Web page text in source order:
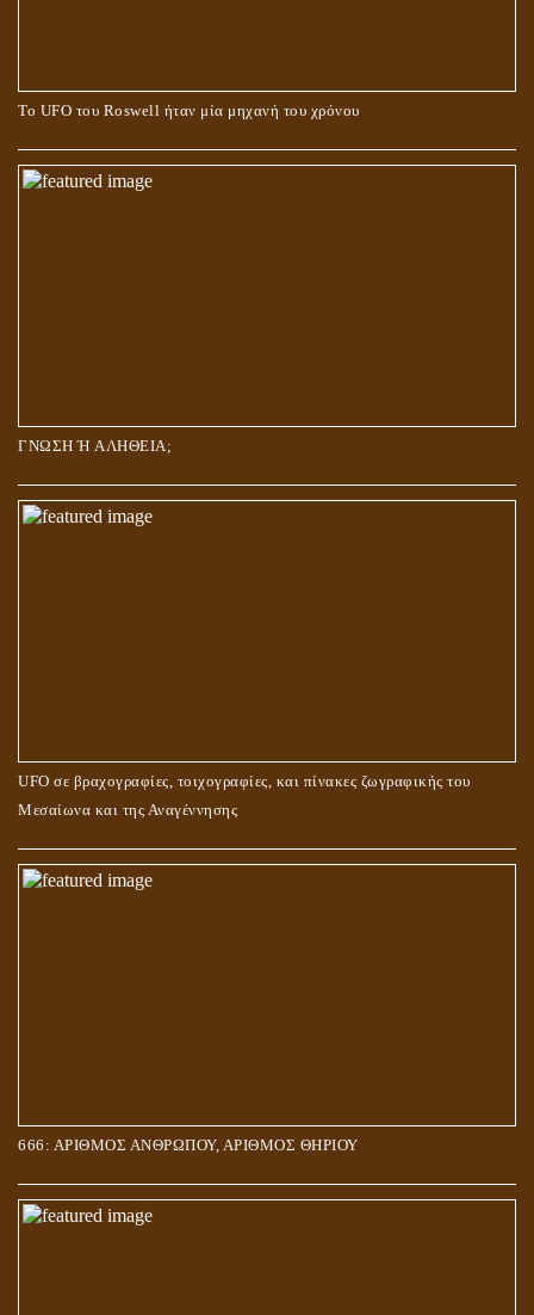
Το UFO του Roswell ήταν μία μηχανή του χρόνου
ΓΝΩΣΗ Ή ΑΛΗΘΕΙΑ;
UFO σε βραχογραφίες, τοιχογραφίες, και πίνακες ζωγραφικής του
Μεσαίωνα και της Αναγέννησης
666: ΑΡΙΘΜΟΣ ΑΝΘΡΩΠΟΥ, ΑΡΙΘΜΟΣ ΘΗΡΙΟΥ